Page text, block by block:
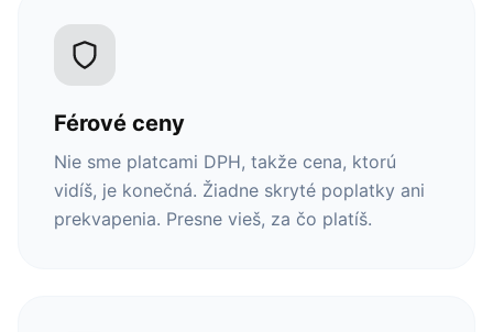
Férové ceny
Nie sme platcami DPH, takže cena, ktorú
vidíš, je konečná. Žiadne skryté poplatky ani
prekvapenia. Presne vieš, za čo platíš.